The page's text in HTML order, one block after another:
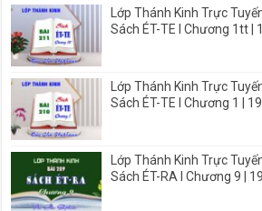
Lớp Thánh Kinh Trực
Sách ÉT-TE I Chương 1tt
Lớp Thánh Kinh Trực
Sách ÉT-TE I Chương 1 |
Lớp Thánh Kinh Trực
Sách ÉT-RA I Chương 9 |